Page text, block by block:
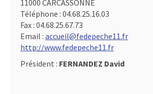
11000 CARCASSONNE
Téléphone : 04.68.25.16.03
Fax : 04.68.25.67.73
Email : accueil@fedepeche11.fr
http://www.fedepeche11.fr
Président : FERNANDEZ David